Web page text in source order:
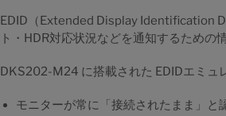
EDID（Extended Display Identification
ト・HDR対応状況などを通知するための
DKS202-M24 に搭載された EDIDエミュ
モニターが常に「接続されたまま」と